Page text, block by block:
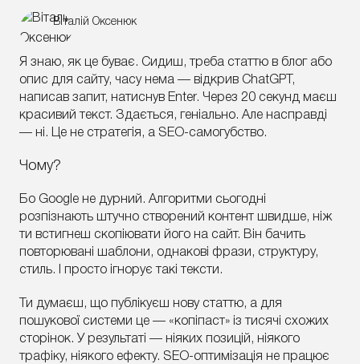
Віталій Оксенюк
Я знаю, як це буває. Сидиш, треба статтю в блог або
опис для сайту, часу нема — відкрив ChatGPT,
написав запит, натиснув Enter. Через 20 секунд маєш
красивий текст. Здається, геніально. Але насправді
— ні. Це не стратегія, а SEO-самогубство.
Чому?
Бо Google не дурний. Алгоритми сьогодні
розпізнають штучно створений контент швидше, ніж
ти встигнеш скопіювати його на сайт. Він бачить
повторювані шаблони, однакові фрази, структуру,
стиль. І просто ігнорує такі тексти.
Ти думаєш, що публікуєш нову статтю, а для
пошукової системи це — «копіпаст» із тисячі схожих
сторінок. У результаті — ніяких позицій, ніякого
трафіку, ніякого ефекту. SEO-оптимізація не працює